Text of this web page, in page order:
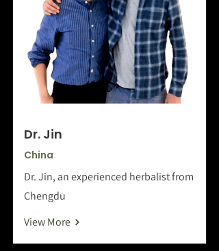
Dr. Jin
China
Dr. Jin, an experienced herbalist from
Chengdu
View More